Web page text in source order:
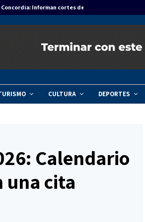
Concordia: Informan cortes de tránsito…
CULTURA DEPORTES
Calendario
una cita